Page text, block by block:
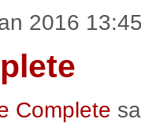
2016
Complete